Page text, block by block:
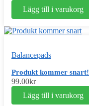
Lägg till i varukorg
Balancepads
Produkt kommer snart!
99.00kr
Lägg till i varukorg